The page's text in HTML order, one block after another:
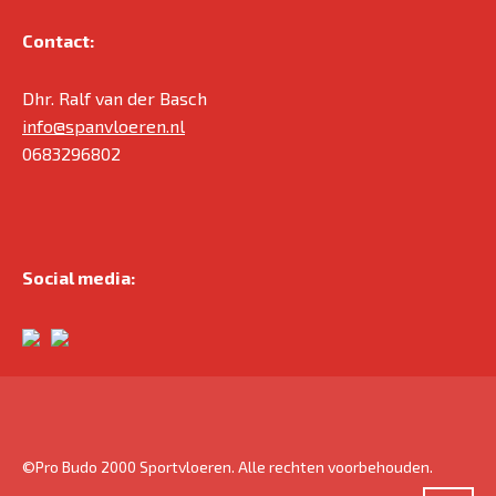
Contact:
Dhr. Ralf van der Basch
info@spanvloeren.nl
0683296802
Social media:
©Pro Budo 2000 Sportvloeren. Alle rechten voorbehouden.